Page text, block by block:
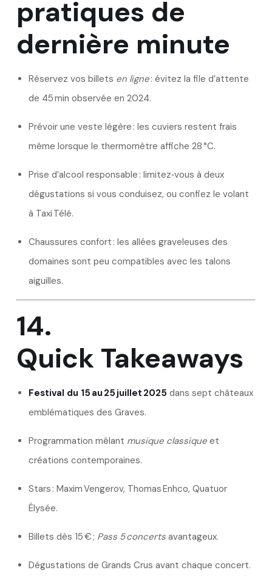
pratiques de
dernière minute
Réservez vos billets en ligne: évitez la file d’attente
de 45 min observée en 2024.
Prévoir une veste légère : les cuviers restent frais
même lorsque le thermomètre affiche 28 °C.
Prise d’alcool responsable : limitez‑vous à deux
dégustations si vous conduisez, ou confiez le volant
à Taxi Télé.
Chaussures confort : les allées graveleuses des
domaines sont peu compatibles avec les talons
aiguilles.
14.
Quick Takeaways
Festival du 15 au 25 juillet 2025 dans sept châteaux
emblématiques des Graves.
Programmation mêlant musique classique et
créations contemporaines.
Stars : Maxim Vengerov, Thomas Enhco, Quatuor
Élysée.
Billets dès 15 € ; Pass 5 concerts avantageux.
Dégustations de Grands Crus avant chaque concert.